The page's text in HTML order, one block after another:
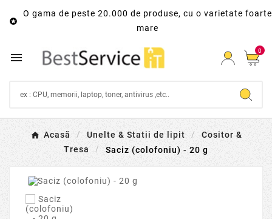

O gama de peste 20.000 de produse, cu o varietate foarte
mare
 0
Acasă Unelte & Statii de lipit
Cositor &
Tresa
Saciz (colofoniu) - 20 g